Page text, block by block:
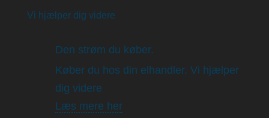
Vi hjælper dig videre
Den strøm du køber.
Køber du hos din elhandler. Vi hjælper
dig videre
Læs mere her